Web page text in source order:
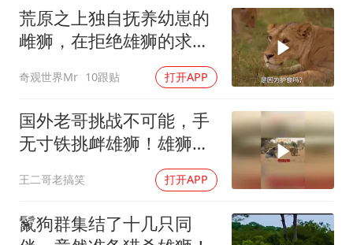
刘浩存百花奖开幕式红裙起舞
“南湖号”盾构机下线
店主称换“青海拉面”招牌后生意更好
习近平心系体育强国建设
荒原之上独自抚养幼崽的
雌狮，在拒绝雄狮的求偶
时，竟然被用饥饿来报复
奇观世界Mr 10跟贴 打开APP
国外老哥挑战不可能，手
无寸铁挑衅雄狮！雄狮居
王二哥老搞笑 打开APP
鬣狗群集结了十几只同